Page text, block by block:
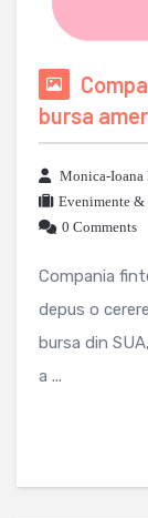
bursa
Monica-Ioana
Evenimente &
0 Comments
Compania
depus o
bursa din
a ...